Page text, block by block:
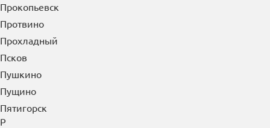
Прокопьевск
Протвино
Прохладный
Псков
Пушкино
Пущино
Пятигорск
Р